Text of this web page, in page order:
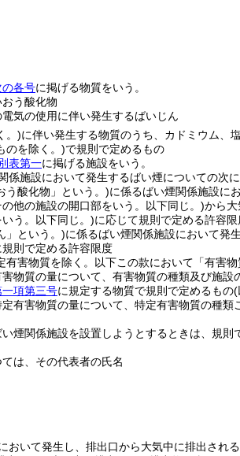
の各号に掲げる物質をいう。
う酸化物
気の使用に伴い発生するばいじん
。)に伴い発生する物質のうち、カドミウム、塩
のを除く。)で規則で定めるもの
表第一に掲げる施設をいう。
係施設において発生するばい煙についての次
う酸化物」という。)に係るばい煙関係施設に
他の施設の開口部をいう。以下同じ。)から大
う。以下同じ。)に応じて規則で定める許容限
」という。)に係るばい煙関係施設において発
則で定める許容限度
有害物質を除く。以下この款において「有害
物質の量について、有害物質の種類及び施
一項第三号に規定する物質で規則で定めるもの(
有害物質の量について、特定有害物質の種
煙関係施設を設置しようとするときは、規
は、その代表者の氏名
おいて発生し、排出口から大気中に排出され